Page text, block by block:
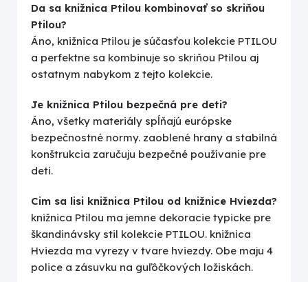
Da sa knižnica Ptilou kombinovať so skriňou
Ptilou?
Áno, knižnica Ptilou je súčasťou kolekcie PTILOU
a perfektne sa kombinuje so skriňou Ptilou aj
ostatnym nabykom z tejto kolekcie.
Je knižnica Ptilou bezpečná pre deti?
Áno, všetky materiály spĺňajú európske
bezpečnostné normy. zaoblené hrany a stabilná
konštrukcia zaručuju bezpečné používanie pre
deti.
Cim sa lisi knižnica Ptilou od knižnice Hviezda?
knižnica Ptilou ma jemne dekoracie typicke pre
škandinávsky stil kolekcie PTILOU. knižnica
Hviezda ma vyrezy v tvare hviezdy. Obe maju 4
police a zásuvku na guľôčkových ložiskách.